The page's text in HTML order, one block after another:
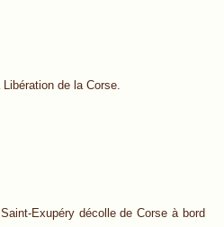
Libération de la Corse.
Exupéry décolle de Corse à bord